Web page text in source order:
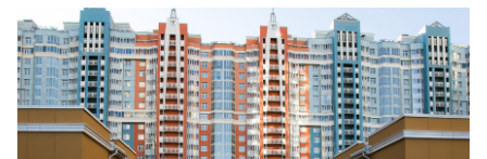
Книги
Выставки
Пресс-
релизы
О